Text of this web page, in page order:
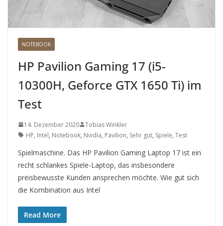
NOTEBOOK
HP Pavilion Gaming 17 (i5-
10300H, Geforce GTX 1650 Ti) im
Test
14. Dezember 2020
Tobias Winkler
HP, Intel, Notebook, Nvidia, Pavilion, Sehr gut, Spiele, Test
Spielmaschine. Das HP Pavilion Gaming Laptop 17 ist ein
recht schlankes Spiele-Laptop, das insbesondere
preisbewusste Kunden ansprechen möchte. Wie gut sich
die Kombination aus Intel
Read More